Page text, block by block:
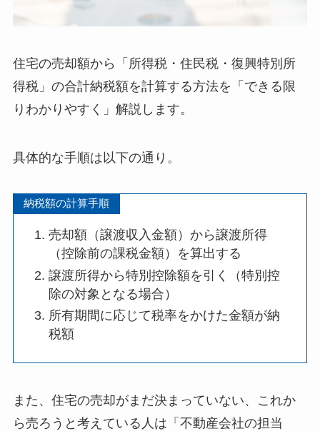
住宅の売却額から「所得税・住民税・復興特別所
得税」の合計納税額を計算する方法を「できる限
りわかりやすく」解説します。
具体的な手順は以下の通り。
納税額の計算手順
売却額（譲渡収入金額）から譲渡所得
（控除前の課税金額）を算出する
譲渡所得から特別控除額を引く（特別控
除の対象となる場合）
所有期間に応じて税率をかけた金額が納
税額
また、住宅の売却がまだ決まっていない、これか
ら売ろうと考えている人は「不動産会社の担当